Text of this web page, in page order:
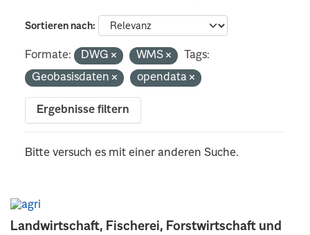
Landwirtschaft, Fischerei, Forstwirtschaft und
Sortieren nach
Formate: DWG WMS
Tags:
Geobasisdaten
opendata
Ergebnisse filtern
Bitte versuch es mit einer anderen Suche.